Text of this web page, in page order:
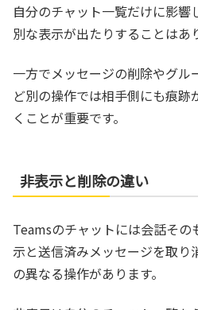
自分のチャット一覧だけに影
別な表示が出たりすることはあ
一方でメッセージの削除やグル
ど別の操作では相手側にも痕跡
くことが重要です。
非表示と削除の違い
Teamsのチャットには会話そ
示と送信済みメッセージを取
の異なる操作があります。